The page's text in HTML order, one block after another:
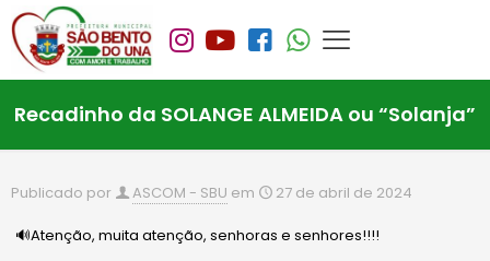
Recadinho da SOLANGE ALMEIDA ou “Solanja”
Publicado por ASCOM - SBU em 27 de abril de 2024
🔊Atenção, muita atenção, senhoras e senhores!!!!